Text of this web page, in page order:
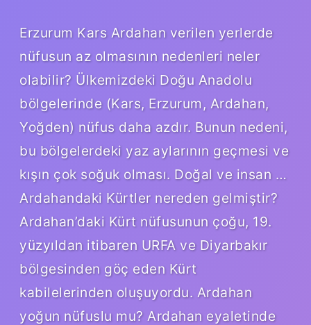
Erzurum Kars Ardahan verilen yerlerde
nüfusun az olmasının nedenleri neler
olabilir? Ülkemizdeki Doğu Anadolu
bölgelerinde (Kars, Erzurum, Ardahan,
Yoğden) nüfus daha azdır. Bunun nedeni,
bu bölgelerdeki yaz aylarının geçmesi ve
kışın çok soğuk olması. Doğal ve insan …
Ardahandaki Kürtler nereden gelmiştir?
Ardahan’daki Kürt nüfusunun çoğu, 19.
yüzyıldan itibaren URFA ve Diyarbakır
bölgesinden göç eden Kürt
kabilelerinden oluşuyordu. Ardahan
yoğun nüfuslu mu? Ardahan eyaletinde